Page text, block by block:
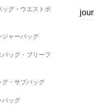
ッグ・ウエストポ
ジャーバッグ
バッグ・ブリーフ
グ・サブバッグ
バッグ